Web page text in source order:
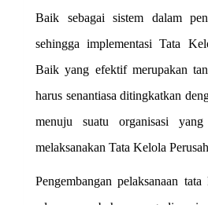
Baik sebagai sistem dalam
sehingga implementasi Tata
Baik yang efektif merupakan
harus senantiasa ditingkatkan
menuju suatu organisasi
melaksanakan Tata Kelola
Pengembangan pelaksanaan